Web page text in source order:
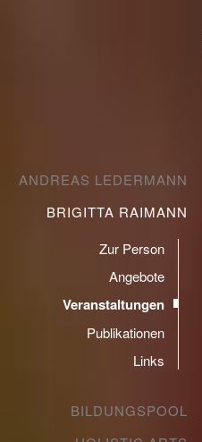
ANDREAS LEDERMANN
BRIGITTA RAIMANN
Zur Person
Angebote
Veranstaltungen
Publikationen
Links
BILDUNGSPOOL